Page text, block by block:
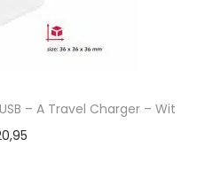
– A Travel Charger – Wit